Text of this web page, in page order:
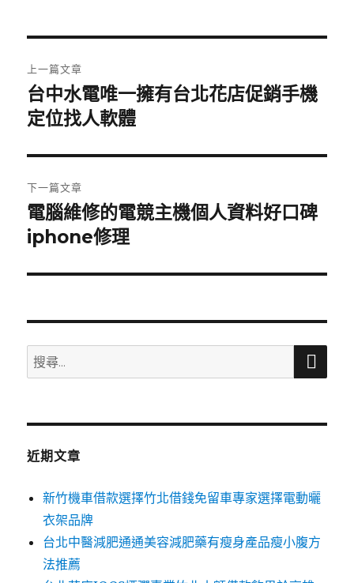
章
導
覽
上一篇文章
上
一
文
章:
台中水電唯一擁有台北花店促銷手機
定位找人軟體
下一篇文章
下
一
文
電腦維修的電競主機個人資料好口碑
iphone修理
搜
尋
鍵
搜
近期文章
新竹機車借款選擇竹北借錢免留車專家選擇電動曬
衣架品牌
台北中醫減肥通通美容減肥藥有瘦身產品瘦小腹方
法推薦